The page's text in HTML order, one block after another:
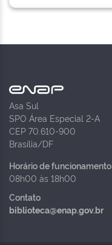
Asa Sul
SPO Área Especial 2-A
CEP 70.610-900
Brasília/DF
Horário de funcionamento
08h00 às 18h00
Contato
biblioteca@enap.gov.br